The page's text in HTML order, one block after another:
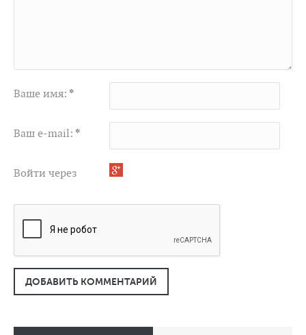
Ваше имя: *
Ваш e-mail: *
Войти через
ДОБАВИТЬ КОММЕНТАРИЙ